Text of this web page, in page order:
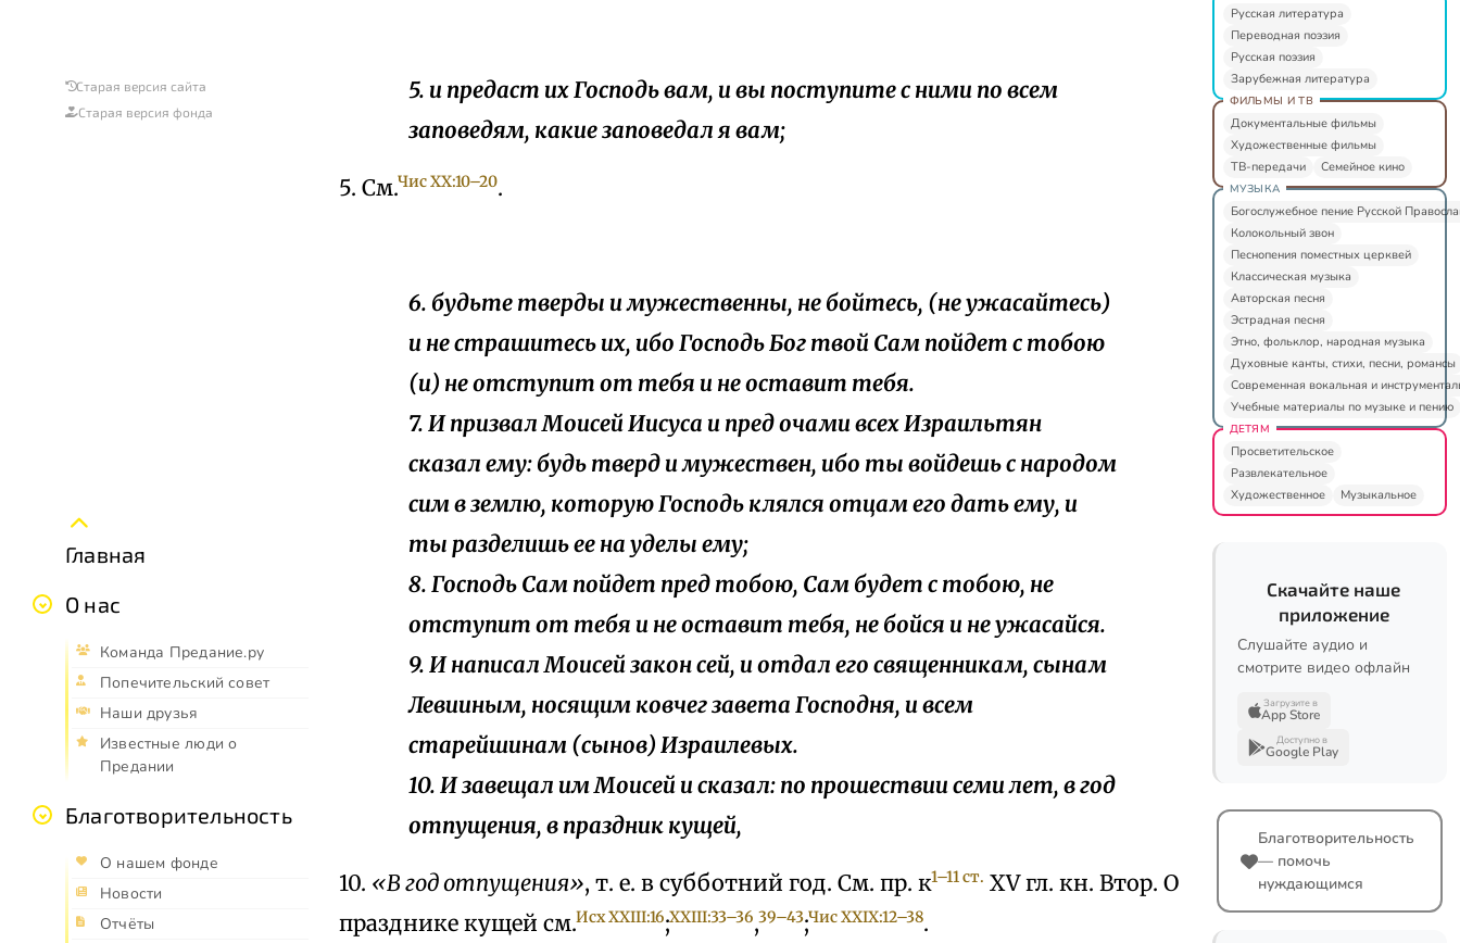
Старая версия сайта
Старая версия фонда
Главная
О нас
Команда Предание.ру
Попечительский совет
Наши друзья
Известные люди о
Предании
Благотворительность
О нашем фонде
Новости
Отчёты
5. и предаст их Господь вам, и вы поступите с ними по всем
заповедям, какие заповедал я вам;
5. См.Чис XX:10–20.
6. будьте тверды и мужественны, не бойтесь, (не ужасайтесь)
и не страшитесь их, ибо Господь Бог твой Сам пойдет с тобою
(и) не отступит от тебя и не оставит тебя.
7. И призвал Моисей Иисуса и пред очами всех Израильтян
сказал ему: будь тверд и мужествен, ибо ты войдешь с народом
сим в землю, которую Господь клялся отцам его дать ему, и
ты разделишь ее на уделы ему;
8. Господь Сам пойдет пред тобою, Сам будет с тобою, не
отступит от тебя и не оставит тебя, не бойся и не ужасайся.
9. И написал Моисей закон сей, и отдал его священникам, сынам
Левииным, носящим ковчег завета Господня, и всем
старейшинам (сынов) Израилевых.
10. И завещал им Моисей и сказал: по прошествии семи лет, в год
отпущения, в праздник кущей,
10. «В год отпущения», т. е. в субботний год. См. пр. к1–11 ст. XV гл. кн. Втор. О
празднике кущей см.Исх XXIII:16;XXIII:33–36,39–43;Чис XXIX:12–38.
Русская литература
Переводная поэзия
Русская поэзия
Зарубежная литература
ФИЛЬМЫ И ТВ
Документальные фильмы
Художественные фильмы
ТВ-передачи
Семейное кино
МУЗЫКА
Богослужебное пение Русской
Колокольный звон
Песнопения поместных церквей
Классическая музыка
Авторская песня
Эстрадная песня
Этно, фольклор, народная музыка
Духовные канты, стихи, песни, романсы
Современная вокальная и
Учебные материалы по музыке и пению
ДЕТЯМ
Просветительское
Развлекательное
Художественное
Музыкальное
Скачайте наше
приложение
Слушайте аудио и
смотрите видео офлайн
Загрузите в
App Store
Доступно в
Google Play
Благотворительность
— помочь
нуждающимся